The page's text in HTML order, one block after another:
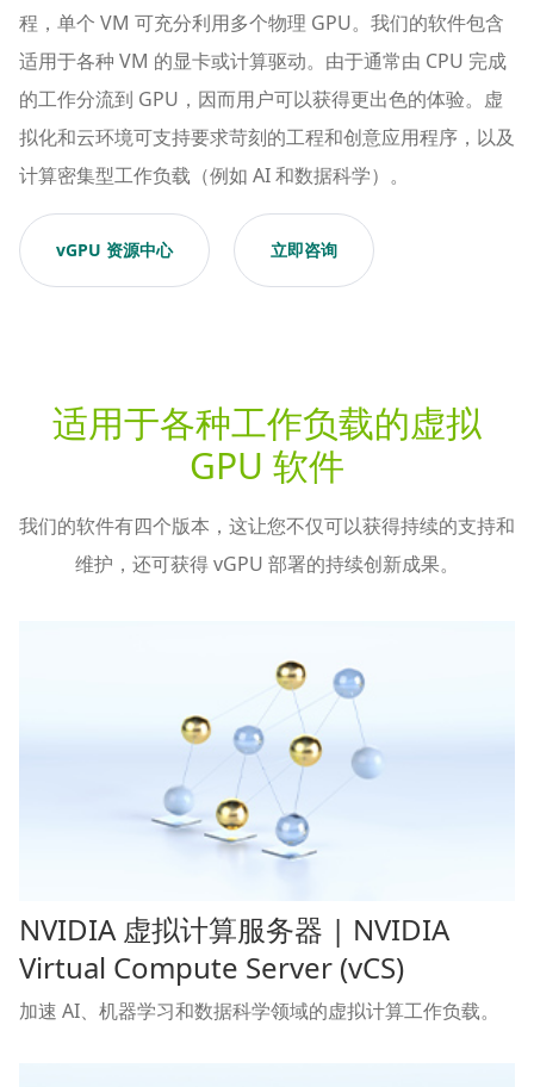
程，单个 VM 可充分利用多个物理 GPU。我们的软件包含
适用于各种 VM 的显卡或计算驱动。由于通常由 CPU 完成
的工作分流到 GPU，因而用户可以获得更出色的体验。虚
拟化和云环境可支持要求苛刻的工程和创意应用程序，以及
计算密集型工作负载（例如 AI 和数据科学）。
vGPU 资源中心 立即咨询
适用于各种工作负载的虚拟
GPU 软件
我们的软件有四个版本，这让您不仅可以获得持续的支持和
维护，还可获得 vGPU 部署的持续创新成果。
NVIDIA 虚拟计算服务器 | NVIDIA
Virtual Compute Server (vCS)
加速 AI、机器学习和数据科学领域的虚拟计算工作负载。